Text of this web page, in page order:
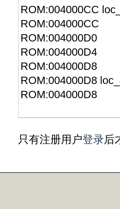
ROM:004000D8
只有注册用户登录后